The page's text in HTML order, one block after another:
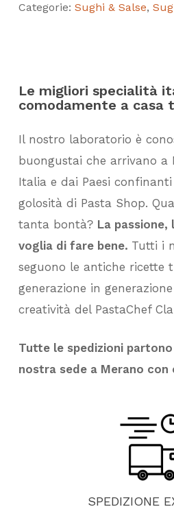
Categorie: Sughi & Salse,
Le migliori specialità
comodamente a casa
Il nostro laboratorio è
buongustai che arrivano a
Italia e dai Paesi
golosità di Pasta Shop.
tanta bontà? La passione,
voglia di fare bene. Tutti i
seguono le antiche ricette
generazione in
creatività del PastaChef
Tutte le spedizioni
nostra sede a Merano con
SPEDIZIONE